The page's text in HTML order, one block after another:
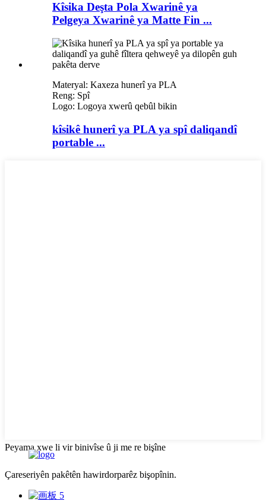
Kîsika Deşta Pola Xwarinê ya
Pelgeya Xwarinê ya Matte Fin ...
Materyal: Kaxeza hunerî ya PLA
Reng: Spî
Logo: Logoya xwerû qebûl bikin
kîsikê hunerî ya PLA ya spî daliqandî
portable ...
Peyama xwe li vir binivîse û ji me re bişîne
Çareseriyên pakêtên hawirdorparêz bişopînin.